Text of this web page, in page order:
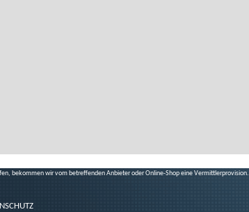
bekommen wir vom betreffenden Anbieter oder Online-Shop eine Vermittlerprovision.